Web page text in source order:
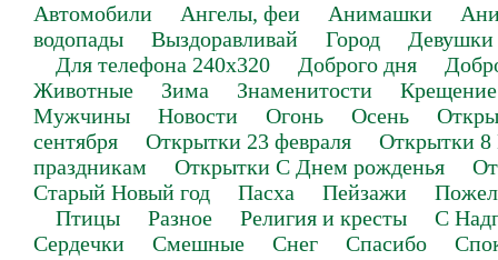
Автомобили Ангелы, феи Анимашки
водопады
Выздоравливай Город
Девушки
Для телефона 240х320
Доброго дня
Животные
Зима Знаменитости
Крещение
Мужчины
Новости Огонь Осень
сентября
Открытки 23 февраля
Открытки 8
праздникам
Открытки С Днем рожденья
Старый Новый год
Пасха Пейзажи
Птицы
Разное Религия и кресты
С
Сердечки
Смешные Снег Спасибо